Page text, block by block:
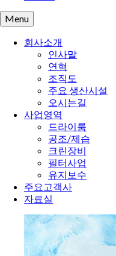
Menu
회사소개
인사말
연혁
조직도
주요 생산시설
오시는길
사업영역
드라이룸
공조/제습
크린장비
필터사업
유지보수
주요고객사
자료실